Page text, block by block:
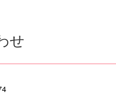
せ